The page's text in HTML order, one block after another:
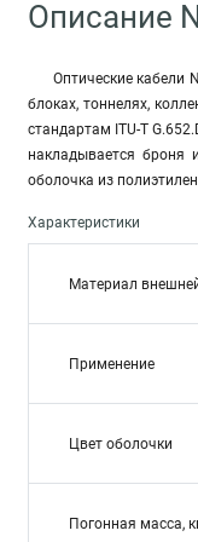
Описание
Оптические кабели
блоках, тоннелях,
стандартам ITU-T
накладывается броня
оболочка из
Характеристики
Материал
Применение
Цвет оболочки
Погонная масса,